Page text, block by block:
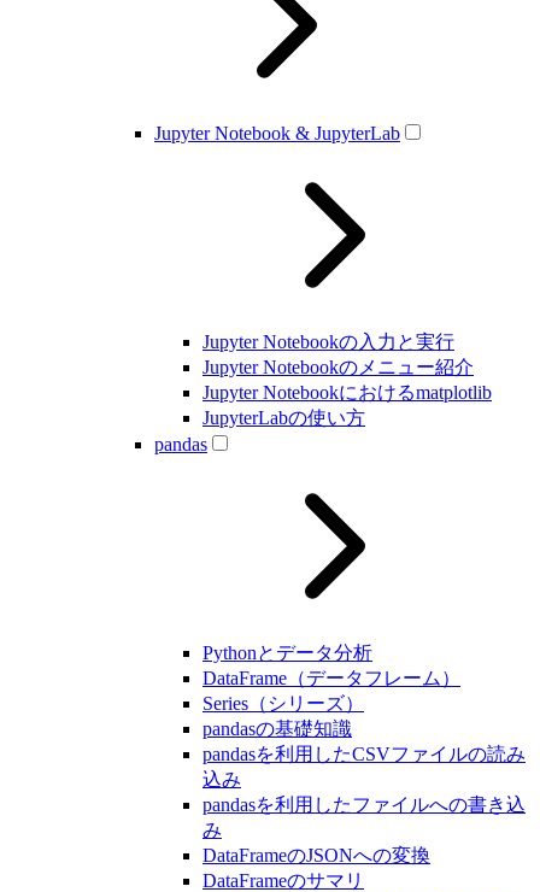
Jupyter Notebook & JupyterLab
Jupyter Notebookの入力と実行
Jupyter Notebookのメニュー紹介
Jupyter Notebookにおけるmatplotlib
JupyterLabの使い方
pandas
Pythonとデータ分析
DataFrame（データフレーム）
Series（シリーズ）
pandasの基礎知識
pandasを利用したCSVファイルの読み
込み
pandasを利用したファイルへの書き込
み
DataFrameのJSONへの変換
DataFrameのサマリ